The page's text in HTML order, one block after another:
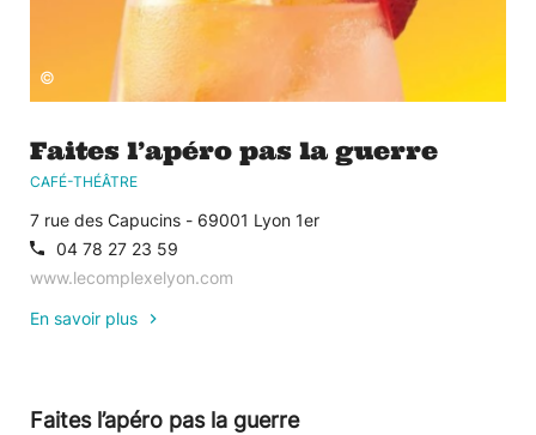
©
Faites l’apéro pas la guerre
CAFÉ-THÉÂTRE
7 rue des Capucins - 69001 Lyon 1er
04 78 27 23 59
www.lecomplexelyon.com
En savoir plus
Faites l’apéro pas la guerre